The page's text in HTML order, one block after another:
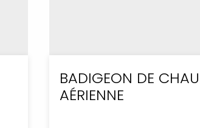
BADIGEON DE
AÉRIENNE